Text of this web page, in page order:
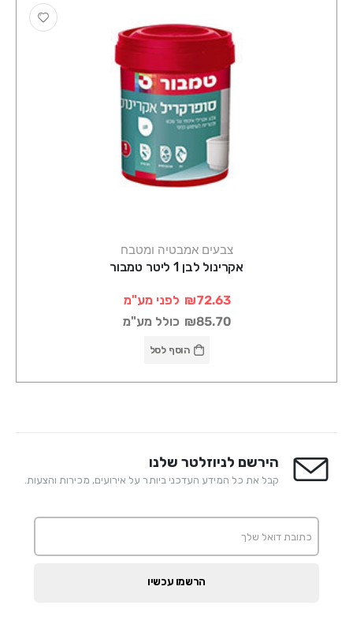
צבעים אמבטיה ומטבח
אקרינול לבן 1 ליטר טמבור
₪72.63 לפני מע"מ
₪85.70 כולל מע"מ
הוסף לסל
הירשם לניוזלטר שלנו
קבל את כל המידע העדכני ביותר על אירועים, מכירות והצעות.
הרשמו עכשיו